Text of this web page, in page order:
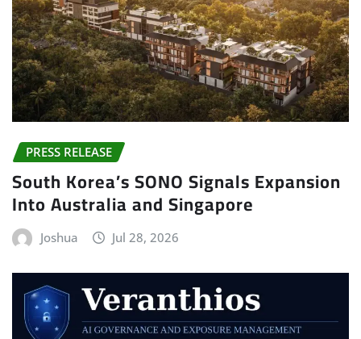
PRESS RELEASE
South Korea’s SONO Signals Expansion
Into Australia and Singapore
Joshua Jul 28, 2026